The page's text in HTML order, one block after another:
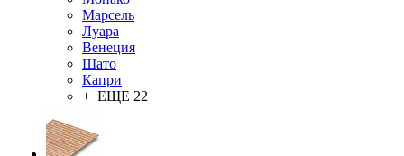
Марсель
Луара
Венеция
Шато
Капри
+ ЕЩЕ 22